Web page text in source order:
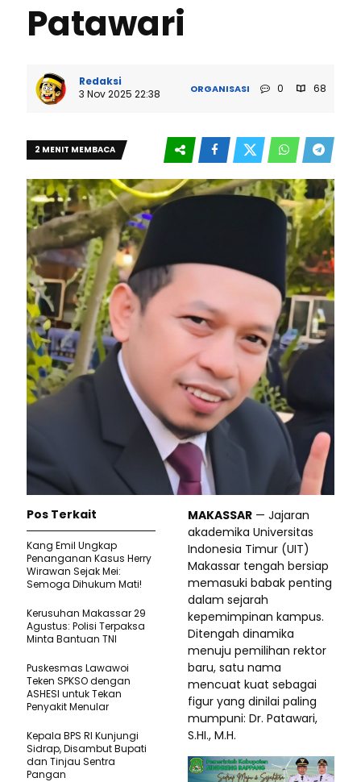
Patawari
Redaksi
3 Nov 2025 22:38
ORGANISASI 0 68
2 MENIT MEMBACA
MAKASSAR — Jajaran
akademika Universitas
Indonesia Timur (UIT)
Makassar tengah bersiap
memasuki babak penting
dalam sejarah
kepemimpinan kampus.
Ditengah dinamika
menuju pemilihan rektor
baru, satu nama
mencuat kuat sebagai
figur yang dinilai paling
mumpuni: Dr. Patawari,
S.HI., M.H.
Pos Terkait
Kang Emil Ungkap
Penanganan Kasus Herry
Wirawan Sejak Mei:
Semoga Dihukum Mati!
Kerusuhan Makassar 29
Agustus: Polisi Terpaksa
Minta Bantuan TNI
Puskesmas Lawawoi
Teken SPKSO dengan
ASHESI untuk Tekan
Penyakit Menular
Kepala BPS RI Kunjungi
Sidrap, Disambut Bupati
dan Tinjau Sentra
Pangan